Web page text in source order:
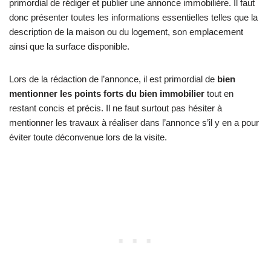
primordial de rédiger et publier une annonce immobilière. Il faut
donc présenter toutes les informations essentielles telles que la
description de la maison ou du logement, son emplacement
ainsi que la surface disponible.
Lors de la rédaction de l’annonce, il est primordial de bien
mentionner les points forts du bien immobilier tout en
restant concis et précis. Il ne faut surtout pas hésiter à
mentionner les travaux à réaliser dans l’annonce s’il y en a pour
éviter toute déconvenue lors de la visite.